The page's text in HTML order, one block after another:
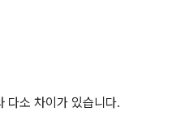
다소 차이가 있습니다.